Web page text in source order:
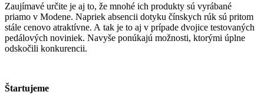
Zaujímavé určite je aj to, že mnohé ich produkty sú vyrábané
priamo v Modene. Napriek absencii dotyku čínskych rúk sú pritom
stále cenovo atraktívne. A tak je to aj v prípade dvojice testovaných
pedálových noviniek. Navyše ponúkajú možnosti, ktorými úplne
odskočili konkurencii.
Štartujeme